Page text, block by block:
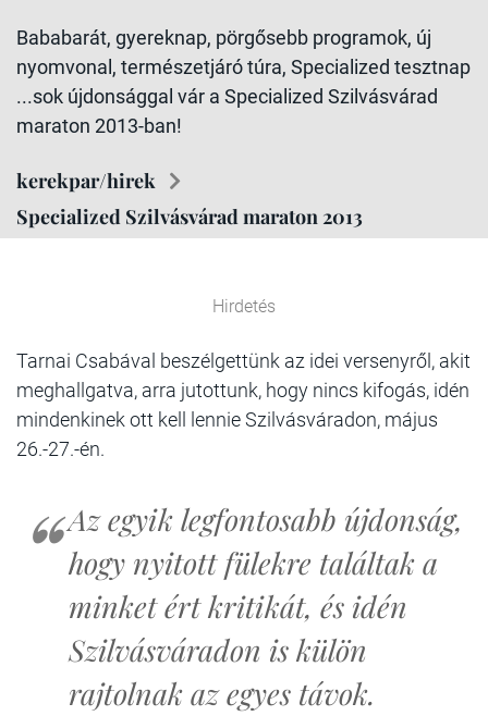
Bababarát, gyereknap, pörgősebb programok, új
nyomvonal, természetjáró túra, Specialized tesztnap
...sok újdonsággal vár a Specialized Szilvásvárad
maraton 2013-ban!
kerekpar/hirek
Specialized Szilvásvárad maraton 2013
Hirdetés
Tarnai Csabával beszélgettünk az idei versenyről, akit
meghallgatva, arra jutottunk, hogy nincs kifogás, idén
mindenkinek ott kell lennie Szilvásváradon, május
26.-27.-én.
Az egyik legfontosabb újdonság,
hogy nyitott fülekre találtak a
minket ért kritikát, és idén
Szilvásváradon is külön
rajtolnak az egyes távok.